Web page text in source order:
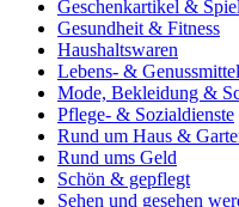
Geschenkartikel &
Gesundheit & Fitness
Haushaltswaren
Lebens- & Genussmittel
Mode, Bekleidung &
Pflege- & Sozialdienste
Rund um Haus &
Rund ums Geld
Schön & gepflegt
Sehen und gesehen